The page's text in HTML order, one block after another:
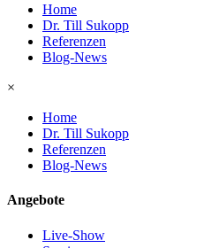
Home
Dr. Till Sukopp
Referenzen
Blog-News
×
Home
Dr. Till Sukopp
Referenzen
Blog-News
Angebote
Live-Show